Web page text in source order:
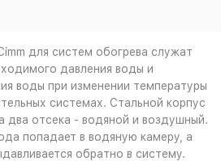
для систем обогрева служат
давления воды и
воды при изменении температуры
системах. Стальной корпус
два отсека - водяной и воздушный.
попадает в водяную камеру, а
обратно в систему.